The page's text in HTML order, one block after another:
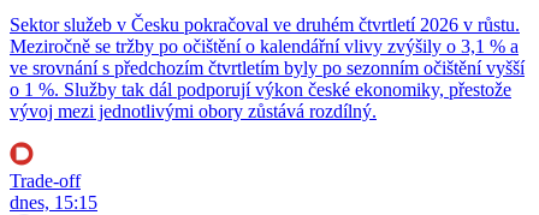
Sektor služeb v Česku pokračoval ve druhém čtvrtletí 2026 v růstu.
Meziročně se tržby po očištění o kalendářní vlivy zvýšily o 3,1 % a
ve srovnání s předchozím čtvrtletím byly po sezonním očištění vyšší
o 1 %. Služby tak dál podporují výkon české ekonomiky, přestože
vývoj mezi jednotlivými obory zůstává rozdílný.
Trade-off
dnes, 15:15